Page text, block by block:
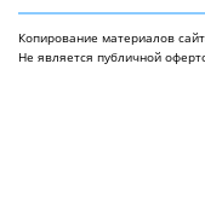
Копирование материалов
Не является публичной